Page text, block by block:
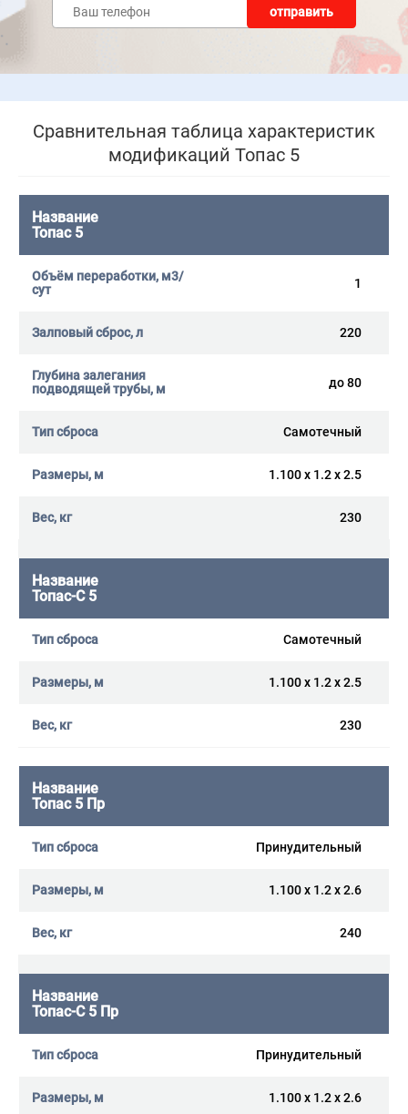
отправить
Сравнительная таблица характеристик
модификаций Топас 5
Топас 5
1
220
до 80
Самотечный
1.100 x 1.2 x 2.5
230
Топас-С 5
Самотечный
1.100 x 1.2 x 2.5
230
Топас 5 Пр
Принудительный
1.100 x 1.2 x 2.6
240
Топас-С 5 Пр
Принудительный
1.100 x 1.2 x 2.6